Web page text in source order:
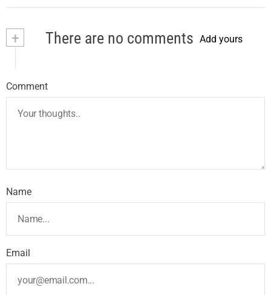
+ There are no comments Add yours
Comment
Name
Email